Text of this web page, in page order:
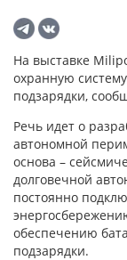
На выставке
охранную
подзарядки,
Речь идет о
автономной
основа –
долговечной
постоянно
обеспечению
подзарядки.